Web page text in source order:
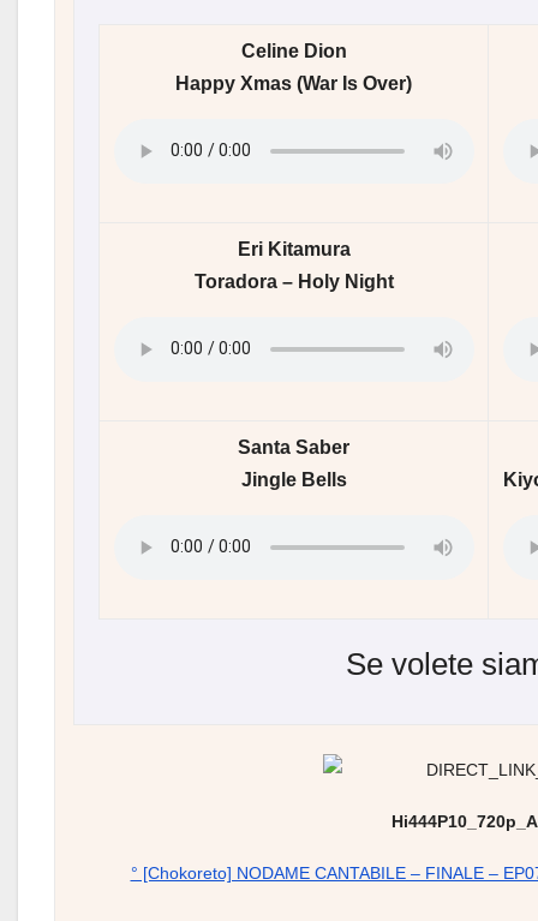
Celine Dion
Happy Xmas (War Is Over)
Eri Kitamura
Toradora – Holy Night
Santa Saber
Jingle Bells
Se volete
° [Chokoreto] NODAME CANTABILE – FINALE –